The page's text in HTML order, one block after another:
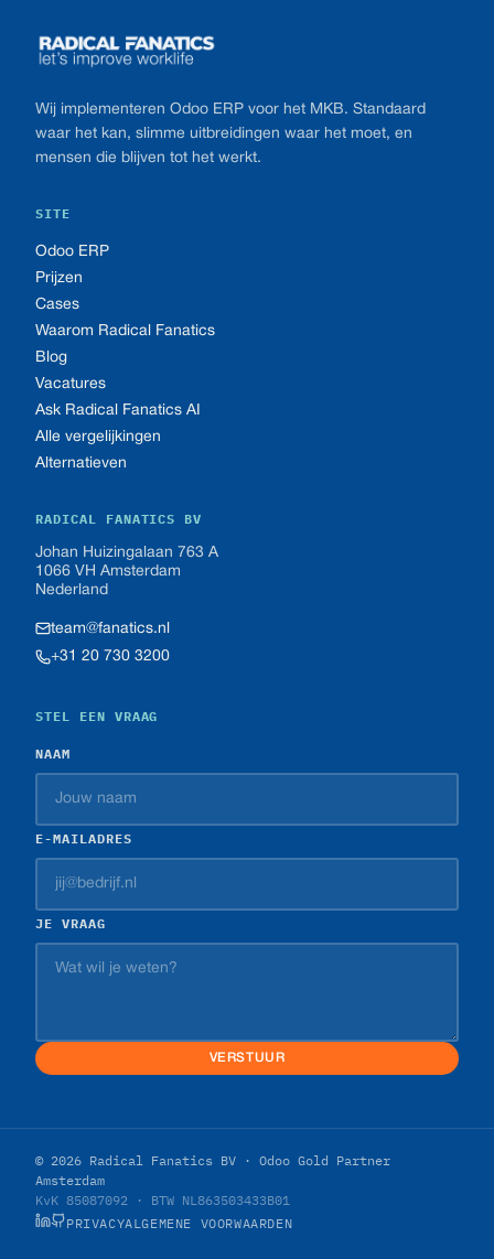
Wij implementeren Odoo ERP voor het MKB. Standaard
waar het kan, slimme uitbreidingen waar het moet, en
mensen die blijven tot het werkt.
SITE
Odoo ERP
Prijzen
Cases
Waarom Radical Fanatics
Blog
Vacatures
Ask Radical Fanatics AI
Alle vergelijkingen
Alternatieven
RADICAL FANATICS BV
Johan Huizingalaan 763 A
1066 VH Amsterdam
Nederland
team@fanatics.nl
+31 20 730 3200
STEL EEN VRAAG
NAAM
E-MAILADRES
JE VRAAG
VERSTUUR
© 2026 Radical Fanatics BV · Odoo Gold Partner
Amsterdam
KvK 85087092 · BTW NL863503433B01
PRIVACYALGEMENE VOORWAARDEN